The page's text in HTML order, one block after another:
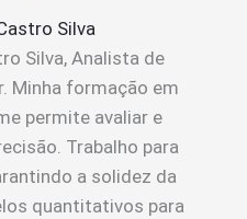
Silva
Silva, Analista de
Minha formação em
permite avaliar e
Trabalho para
a solidez da
quantitativos para